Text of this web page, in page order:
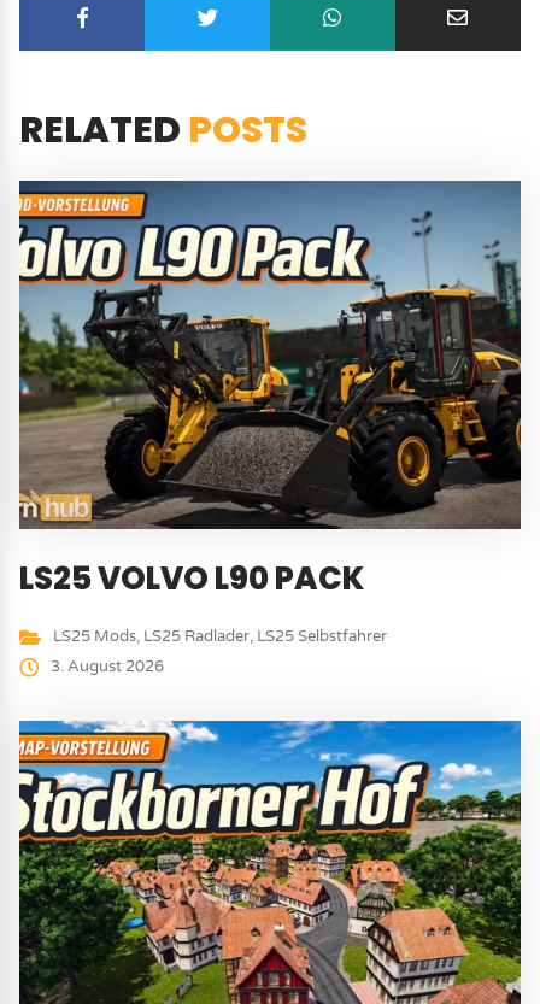
RELATED POSTS
LS25 VOLVO L90 PACK
LS25 Mods, LS25 Radlader, LS25 Selbstfahrer
3. August 2026